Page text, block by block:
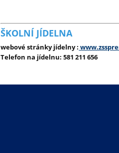
ŠKOLNÍ JÍDELNA
webové stránky jídelny :
Telefon na jídelnu: 581 211 656